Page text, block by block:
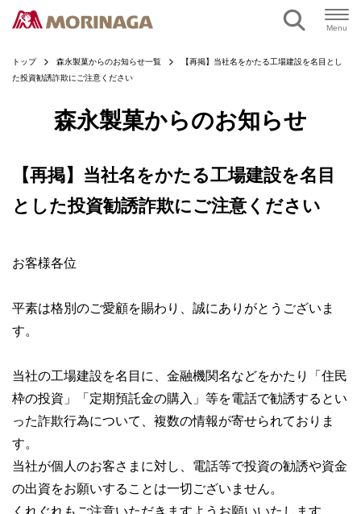
Menu
トップ 森永製菓からのお知らせ一覧
【再掲】当社名をかたる工場建設を名目とし
た投資勧誘詐欺にご注意ください
森永製菓からのお知らせ
【再掲】当社名をかたる工場建設を名目
とした投資勧誘詐欺にご注意ください
お客様各位
平素は格別のご愛顧を賜わり、誠にありがとうございま
す。
当社の工場建設を名目に、金融機関名などをかたり「住民
枠の投資」「定期預託金の購入」等を電話で勧誘するとい
った詐欺行為について、複数の情報が寄せられておりま
す。
当社が個人のお客さまに対し、電話等で投資の勧誘や資金
の出資をお願いすることは一切ございません。
くれぐれもご注意いただきますようお願いいたします。